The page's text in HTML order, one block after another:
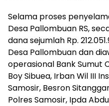
Selama proses
Desa Pallombuan RS,
dana sejumlah Rp.
Desa Pallombuan dan
operasional Bank Sumut
Boy Sibuea, Irban Wil III
Samosir, Besron
Polres Samosir, Ipda